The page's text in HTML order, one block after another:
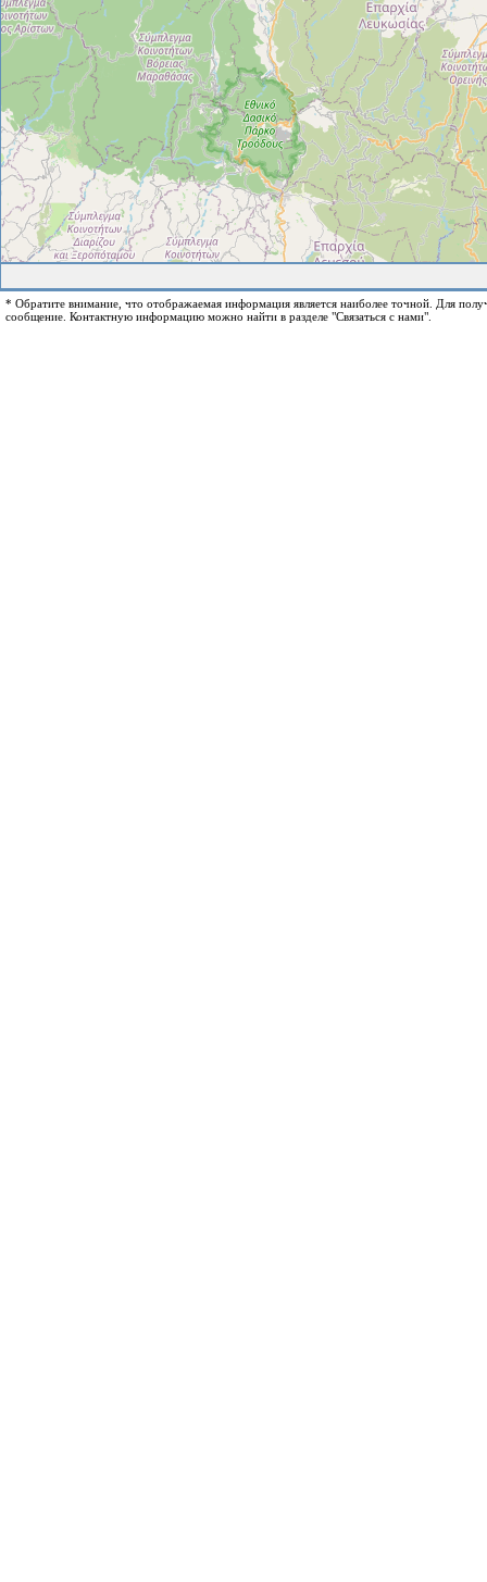
* Обратите внимание, что отображаемая информация является наиболее точной. Для
сообщение. Контактную информацию можно найти в разделе "Связаться с нами".